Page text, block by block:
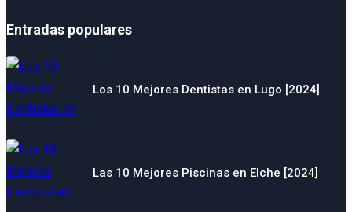
Entradas populares
Los 10 Mejores Dentistas en Lugo [2024]
Las 10 Mejores Piscinas en Elche [2024]